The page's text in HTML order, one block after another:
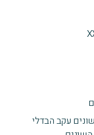
עקב הבדלי